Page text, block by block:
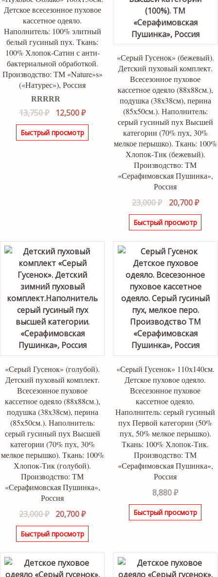
Детское всесезонное пуховое
кассетное одеяло.
Наполнитель: 100% элитный
белый гусиный пух. Ткань:
100% Хлопок-Сатин с анти-
бактериальной обработкой.
Производство: ТМ «Nature»s»
(«Натурес»), Россия
Оценка5.00
из 5
13,750₽
Первоначальная
цена
составляла
12,500₽Текущая
цена:
Быстрый просмотр
«Серый Гусенок» (бежевый).
Детский пуховый комплект.
Всесезонное пуховое
кассетное одеяло (88х88см.),
подушка (38х38см), перина
(85х50см.). Наполнитель:
серый гусиный пух Высшей
категории (70% пух, 30%
мелкое перышко). Ткань: 100%
Хлопок-Тик (бежевый).
Производство: ТМ
«Серафимовская Пушинка»,
Россия
23,000₽
цена
составляла
20,700₽
Быстрый просмотр
«Серый Гусенок» (голубой).
Детский пуховый комплект.
Всесезонное пуховое
кассетное одеяло (88х88см.),
подушка (38х38см), перина
(85х50см.). Наполнитель:
серый гусиный пух Высшей
категории (70% пух, 30%
мелкое перышко). Ткань: 100%
Хлопок-Тик (голубой).
Производство: ТМ
«Серафимовская Пушинка»,
Россия
23,000₽
Первоначальная
цена
составляла
20,700₽Текущая
цена:
Быстрый просмотр
«Серый Гусенок» 110х140см.
Детское пуховое одеяло.
Всесезонное пуховое
кассетное одеяло.
Наполнитель: серый гусиный
пух Первой категории (50%
пух, 50% мелкое перышко).
Ткань: 100% Хлопок-Тик.
Производство: ТМ
«Серафимовская Пушинка»,
Россия
8,880₽
Быстрый просмотр